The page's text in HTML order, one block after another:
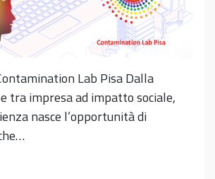
Lab Pisa Dalla
tra impresa ad impatto sociale,
nasce l’opportunità di